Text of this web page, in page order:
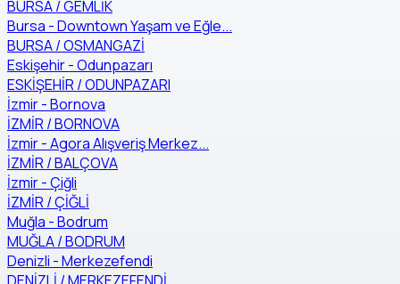
BURSA / GEMLİK
Bursa - Downtown Yaşam ve Eğle...
BURSA / OSMANGAZİ
Eskişehir - Odunpazarı
ESKİŞEHİR / ODUNPAZARI
İzmir - Bornova
İZMİR / BORNOVA
İzmir - Agora Alışveriş Merkez...
İZMİR / BALÇOVA
İzmir - Çiğli
İZMİR / ÇİĞLİ
Muğla - Bodrum
MUĞLA / BODRUM
Denizli - Merkezefendi